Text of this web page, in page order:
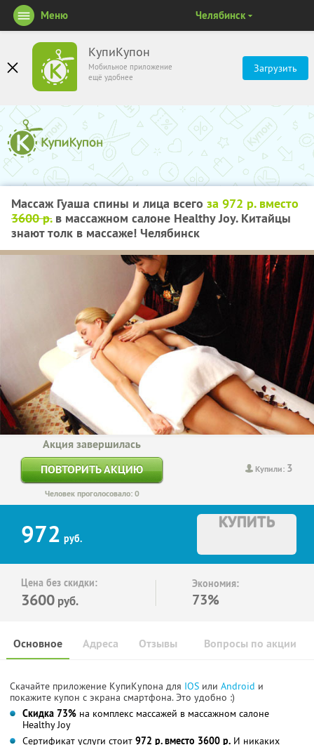
КупиКупон
Мобильное приложение
ещё удобнее
Загрузить
Меню Челябинск
Массаж Гуаша спины и лица всего за 972 р. вместо
3600 р.в массажном салоне Healthy Joy. Китайцы
знают толк в массаже! Челябинск
Купили: 3
Акция завершилась
ПОВТОРИТЬ АКЦИЮ
Человек проголосовало: 0
972 руб.
КУПИТЬ
Цена без скидки:
3600 руб.
Экономия:
73%
Основное Отзывы Вопросы по акции
Адреса
Скачайте приложение КупиКупона для IOS или Android и
покажите купон с экрана смартфона. Это удобно :)
Скидка 73% на комплекс массажей в массажном салоне
Healthy Joy
Сертификат услуги стоит 972 р. вместо 3600 р. И никаких